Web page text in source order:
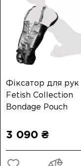
Фіксатор для рук
Fetish Collection
Bondage Pouch
3 090 ₴